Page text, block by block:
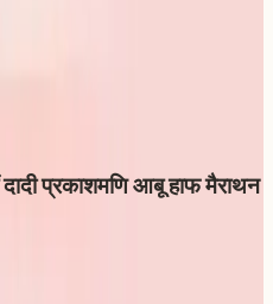
venue, organizer, or
प्रकाशमणि आबू हाफ मैराथन